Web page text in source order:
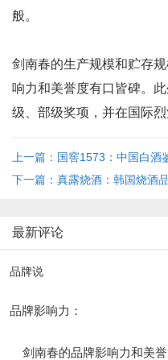
般。
剑南春的生产规模和贮存
响力和美誉度有口皆碑。
级、部级奖项，并在国际烈
上一篇：国窖1573：中国白酒
下一篇：真露烧酒：韩国烧酒
最新评论
品牌说
品牌影响力：
剑南春的品牌影响力和美